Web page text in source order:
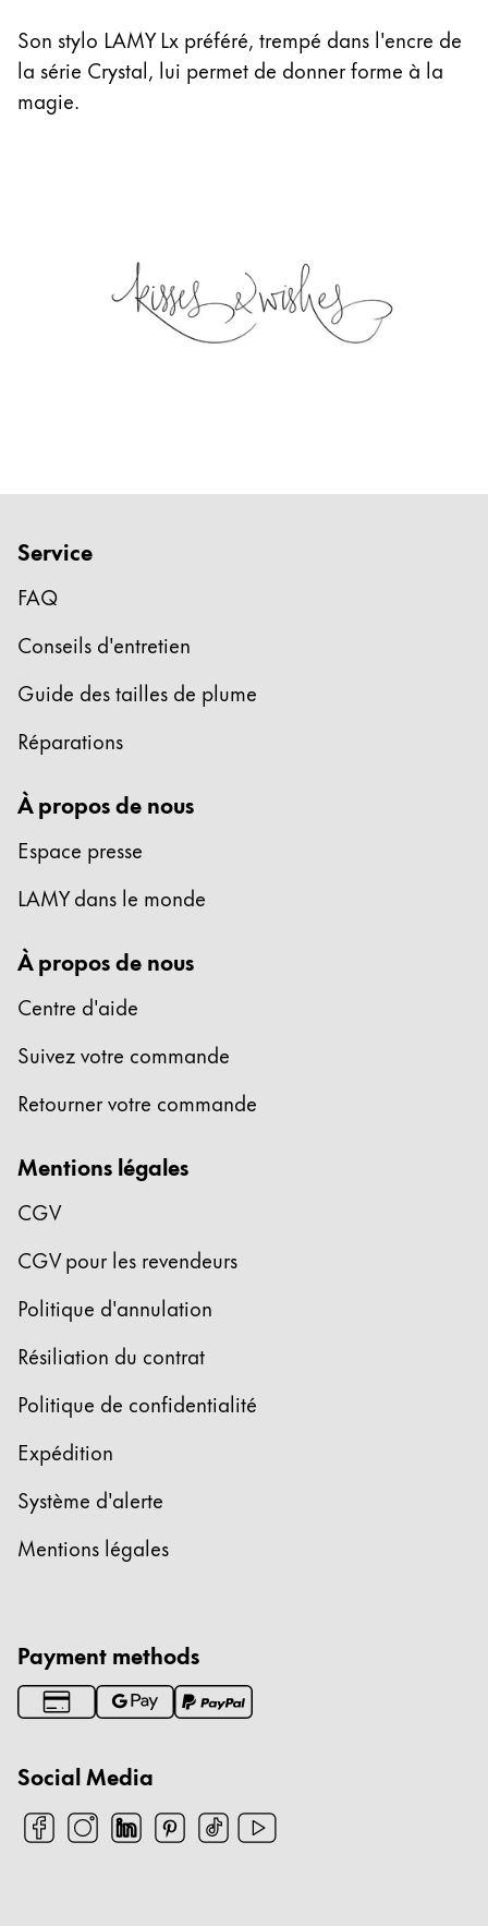
Son stylo LAMY Lx préféré, trempé dans l'encre de
la série Crystal, lui permet de donner forme à la
magie.
Service
FAQ
Conseils d'entretien
Guide des tailles de plume
Réparations
À propos de nous
Espace presse
LAMY dans le monde
À propos de nous
Centre d'aide
Suivez votre commande
Retourner votre commande
Mentions légales
CGV
CGV pour les revendeurs
Politique d'annulation
Résiliation du contrat
Politique de confidentialité
Expédition
Système d'alerte
Mentions légales
Payment methods
Social Media